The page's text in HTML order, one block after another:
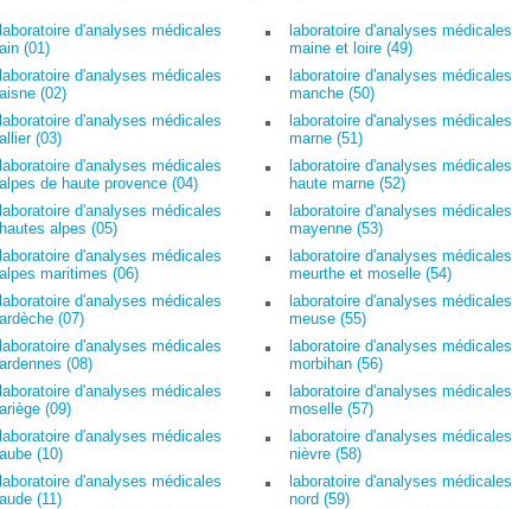
laboratoire d'analyses médicales
ain (01)
laboratoire d'analyses médicales
aisne (02)
laboratoire d'analyses médicales
allier (03)
laboratoire d'analyses médicales
alpes de haute provence (04)
laboratoire d'analyses médicales
hautes alpes (05)
laboratoire d'analyses médicales
alpes maritimes (06)
laboratoire d'analyses médicales
ardèche (07)
laboratoire d'analyses médicales
ardennes (08)
laboratoire d'analyses médicales
ariège (09)
laboratoire d'analyses médicales
aube (10)
laboratoire d'analyses médicales
aude (11)
laboratoire d'analyses médicales
maine et loire (49)
laboratoire d'analyses médicales
manche (50)
laboratoire d'analyses médicales
marne (51)
laboratoire d'analyses médicales
haute marne (52)
laboratoire d'analyses médicales
mayenne (53)
laboratoire d'analyses médicales
meurthe et moselle (54)
laboratoire d'analyses médicales
meuse (55)
laboratoire d'analyses médicales
morbihan (56)
laboratoire d'analyses médicales
moselle (57)
laboratoire d'analyses médicales
nièvre (58)
laboratoire d'analyses médicales
nord (59)